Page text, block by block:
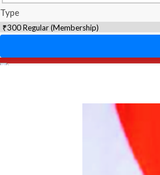
Type